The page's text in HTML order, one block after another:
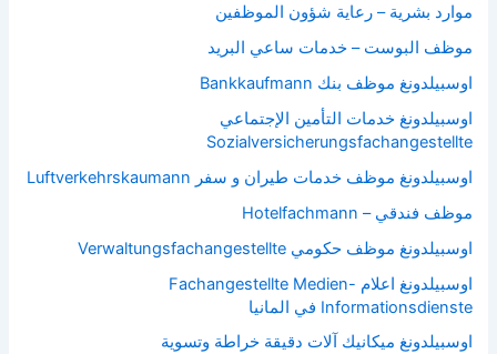
موارد بشرية – رعاية شؤون الموظفين
موظف البوست – خدمات ساعي البريد
اوسبيلدونغ موظف بنك Bankkaufmann
اوسبيلدونغ خدمات التأمين الإجتماعي
Sozialversicherungsfachangestellte
اوسبيلدونغ موظف خدمات طيران و سفر Luftverkehrskaumann
موظف فندقي – Hotelfachmann
اوسبيلدونغ موظف حكومي Verwaltungsfachangestellte
اوسبيلدونغ اعلام Fachangestellte Medien-
Informationsdienste في المانيا
اوسبيلدونغ ميكانيك آلات دقيقة خراطة وتسوية